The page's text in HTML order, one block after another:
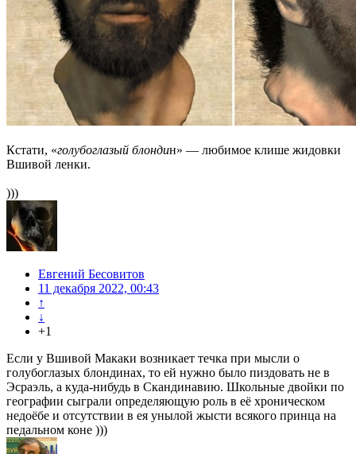
Кстати, «голубоглазый блондин» — любимое клише жидовки
Вшивой ленки.
)))
Евгений Бесовитов
11 декабря 2022, 00:43
↑
↓
+1
Если у Вшивой Макаки возникает течка при мысли о
голубоглазых блондинах, то ей нужно было пиздовать не в
Эсраэль, а куда-нибудь в Скандинавию. Школьные двойки по
географии сыграли определяющую роль в её хроническом
недоёбе и отсутствии в ея унылой жысти всякого принца на
педальном коне )))